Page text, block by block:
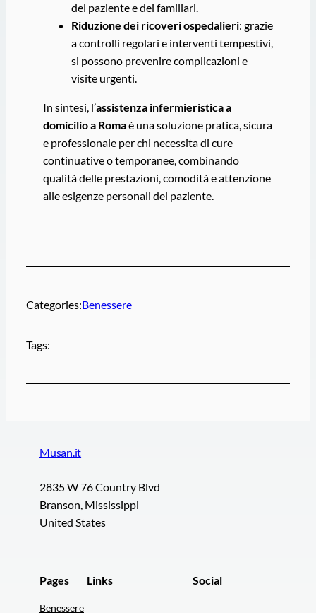
del paziente e dei familiari.
Riduzione dei ricoveri ospedalieri: grazie
a controlli regolari e interventi tempestivi,
si possono prevenire complicazioni e
visite urgenti.
In sintesi, l’assistenza infermieristica a
domicilio a Romaè una soluzione pratica, sicura
e professionale per chi necessita di cure
continuative o temporanee, combinando
qualità delle prestazioni, comodità e attenzione
alle esigenze personali del paziente.
Categories:Benessere
Tags:
Musan.it
2835 W 76 Country Blvd
Branson, Mississippi
United States
Pages
Benessere
Links Social